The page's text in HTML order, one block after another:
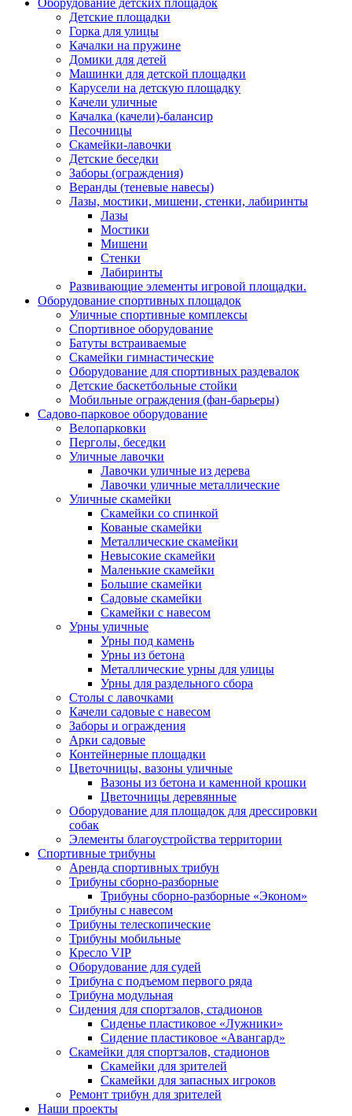
Оборудование детских площадок
Детские площадки
Горка для улицы
Качалки на пружине
Домики для детей
Машинки для детской площадки
Карусели на детскую площадку
Качели уличные
Качалка (качели)-балансир
Песочницы
Скамейки-лавочки
Детские беседки
Заборы (ограждения)
Веранды (теневые навесы)
Лазы, мостики, мишени, стенки, лабиринты
Лазы
Мостики
Мишени
Стенки
Лабиринты
Развивающие элементы игровой площадки.
Оборудование спортивных площадок
Уличные спортивные комплексы
Спортивное оборудование
Батуты встраиваемые
Скамейки гимнастические
Оборудование для спортивных раздевалок
Детские баскетбольные стойки
Мобильные ограждения (фан-барьеры)
Садово-парковое оборудование
Велопарковки
Перголы, беседки
Уличные лавочки
Лавочки уличные из дерева
Лавочки уличные металлические
Уличные скамейки
Скамейки со спинкой
Кованые скамейки
Металлические скамейки
Невысокие скамейки
Маленькие скамейки
Большие скамейки
Садовые скамейки
Скамейки с навесом
Урны уличные
Урны под камень
Урны из бетона
Металлические урны для улицы
Урны для раздельного сбора
Столы с лавочками
Качели садовые с навесом
Заборы и ограждения
Арки садовые
Контейнерные площадки
Цветочницы, вазоны уличные
Вазоны из бетона и каменной крошки
Цветочницы деревянные
Оборудование для площадок для дрессировки
собак
Элементы благоустройства территории
Спортивные трибуны
Аренда спортивных трибун
Трибуны сборно-разборные
Трибуны сборно-разборные «Эконом»
Трибуны с навесом
Трибуны телескопические
Трибуны мобильные
Кресло VIP
Оборудование для судей
Трибуна с подъемом первого ряда
Трибуна модульная
Сидения для спортзалов, стадионов
Сиденье пластиковое «Лужники»
Сидение пластиковое «Авангард»
Скамейки для спортзалов, стадионов
Скамейки для зрителей
Скамейки для запасных игроков
Ремонт трибун для зрителей
Наши проекты